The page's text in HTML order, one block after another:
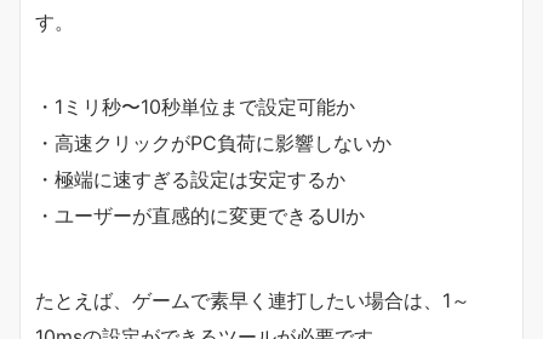
す。
・1ミリ秒〜10秒単位まで設定可能か
・高速クリックがPC負荷に影響しないか
・極端に速すぎる設定は安定するか
・ユーザーが直感的に変更できるUIか
たとえば、ゲームで素早く連打したい場合は、1～